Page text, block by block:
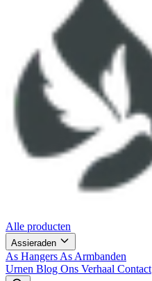
Alle producten
Assieraden
As Hangers As Armbanden
Urnen Blog Ons Verhaal Contact